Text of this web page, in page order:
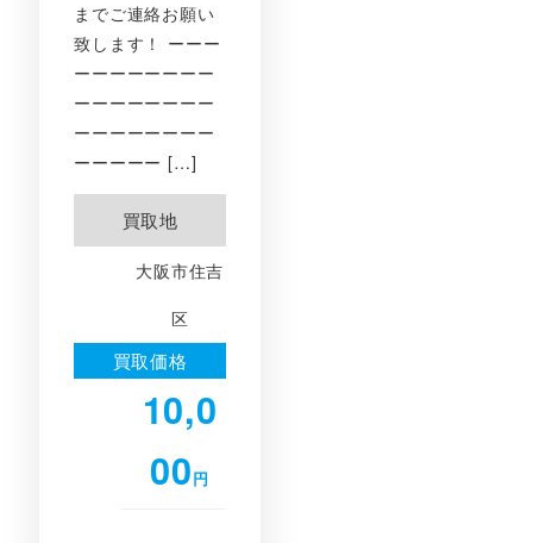
までご連絡お願い
致します！ ーーー
ーーーーーーーー
ーーーーーーーー
ーーーーーーーー
ーーーーー […]
買取地
大阪市住吉
区
買取価格
10,0
00円